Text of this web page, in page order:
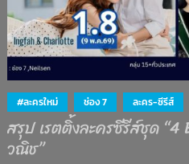
#ละครใหม่ ช่อง 7 ละคร-ซีรีส์
สรุป เรตติ้งละครซีรีส์ชุด “4
วณิช”